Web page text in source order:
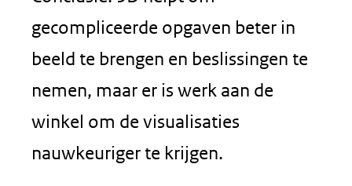
gecompliceerde opgaven beter in
beeld te brengen en beslissingen te
nemen, maar er is werk aan de
winkel om de visualisaties
nauwkeuriger te krijgen.